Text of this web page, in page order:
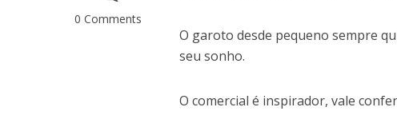
0 Comments
O garoto desde pequeno sempre
seu sonho.
O comercial é inspirador, vale